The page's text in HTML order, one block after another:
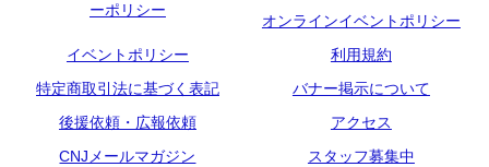
ーポリシー
オンラインイベントポリシー
イベントポリシー
利用規約
特定商取引法に基づく表記
バナー掲示について
後援依頼・広報依頼
アクセス
CNJメールマガジン
スタッフ募集中